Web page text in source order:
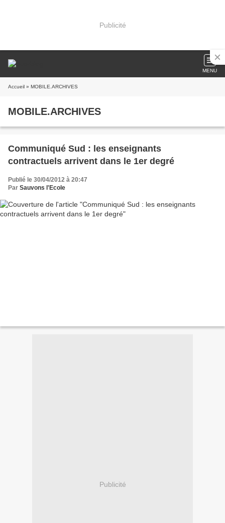
Publicité
MENU
Accueil » MOBILE.ARCHIVES
MOBILE.ARCHIVES
Communiqué Sud : les enseignants
contractuels arrivent dans le 1er degré
Publié le 30/04/2012 à 20:47
Par Sauvons l'Ecole
Publicité